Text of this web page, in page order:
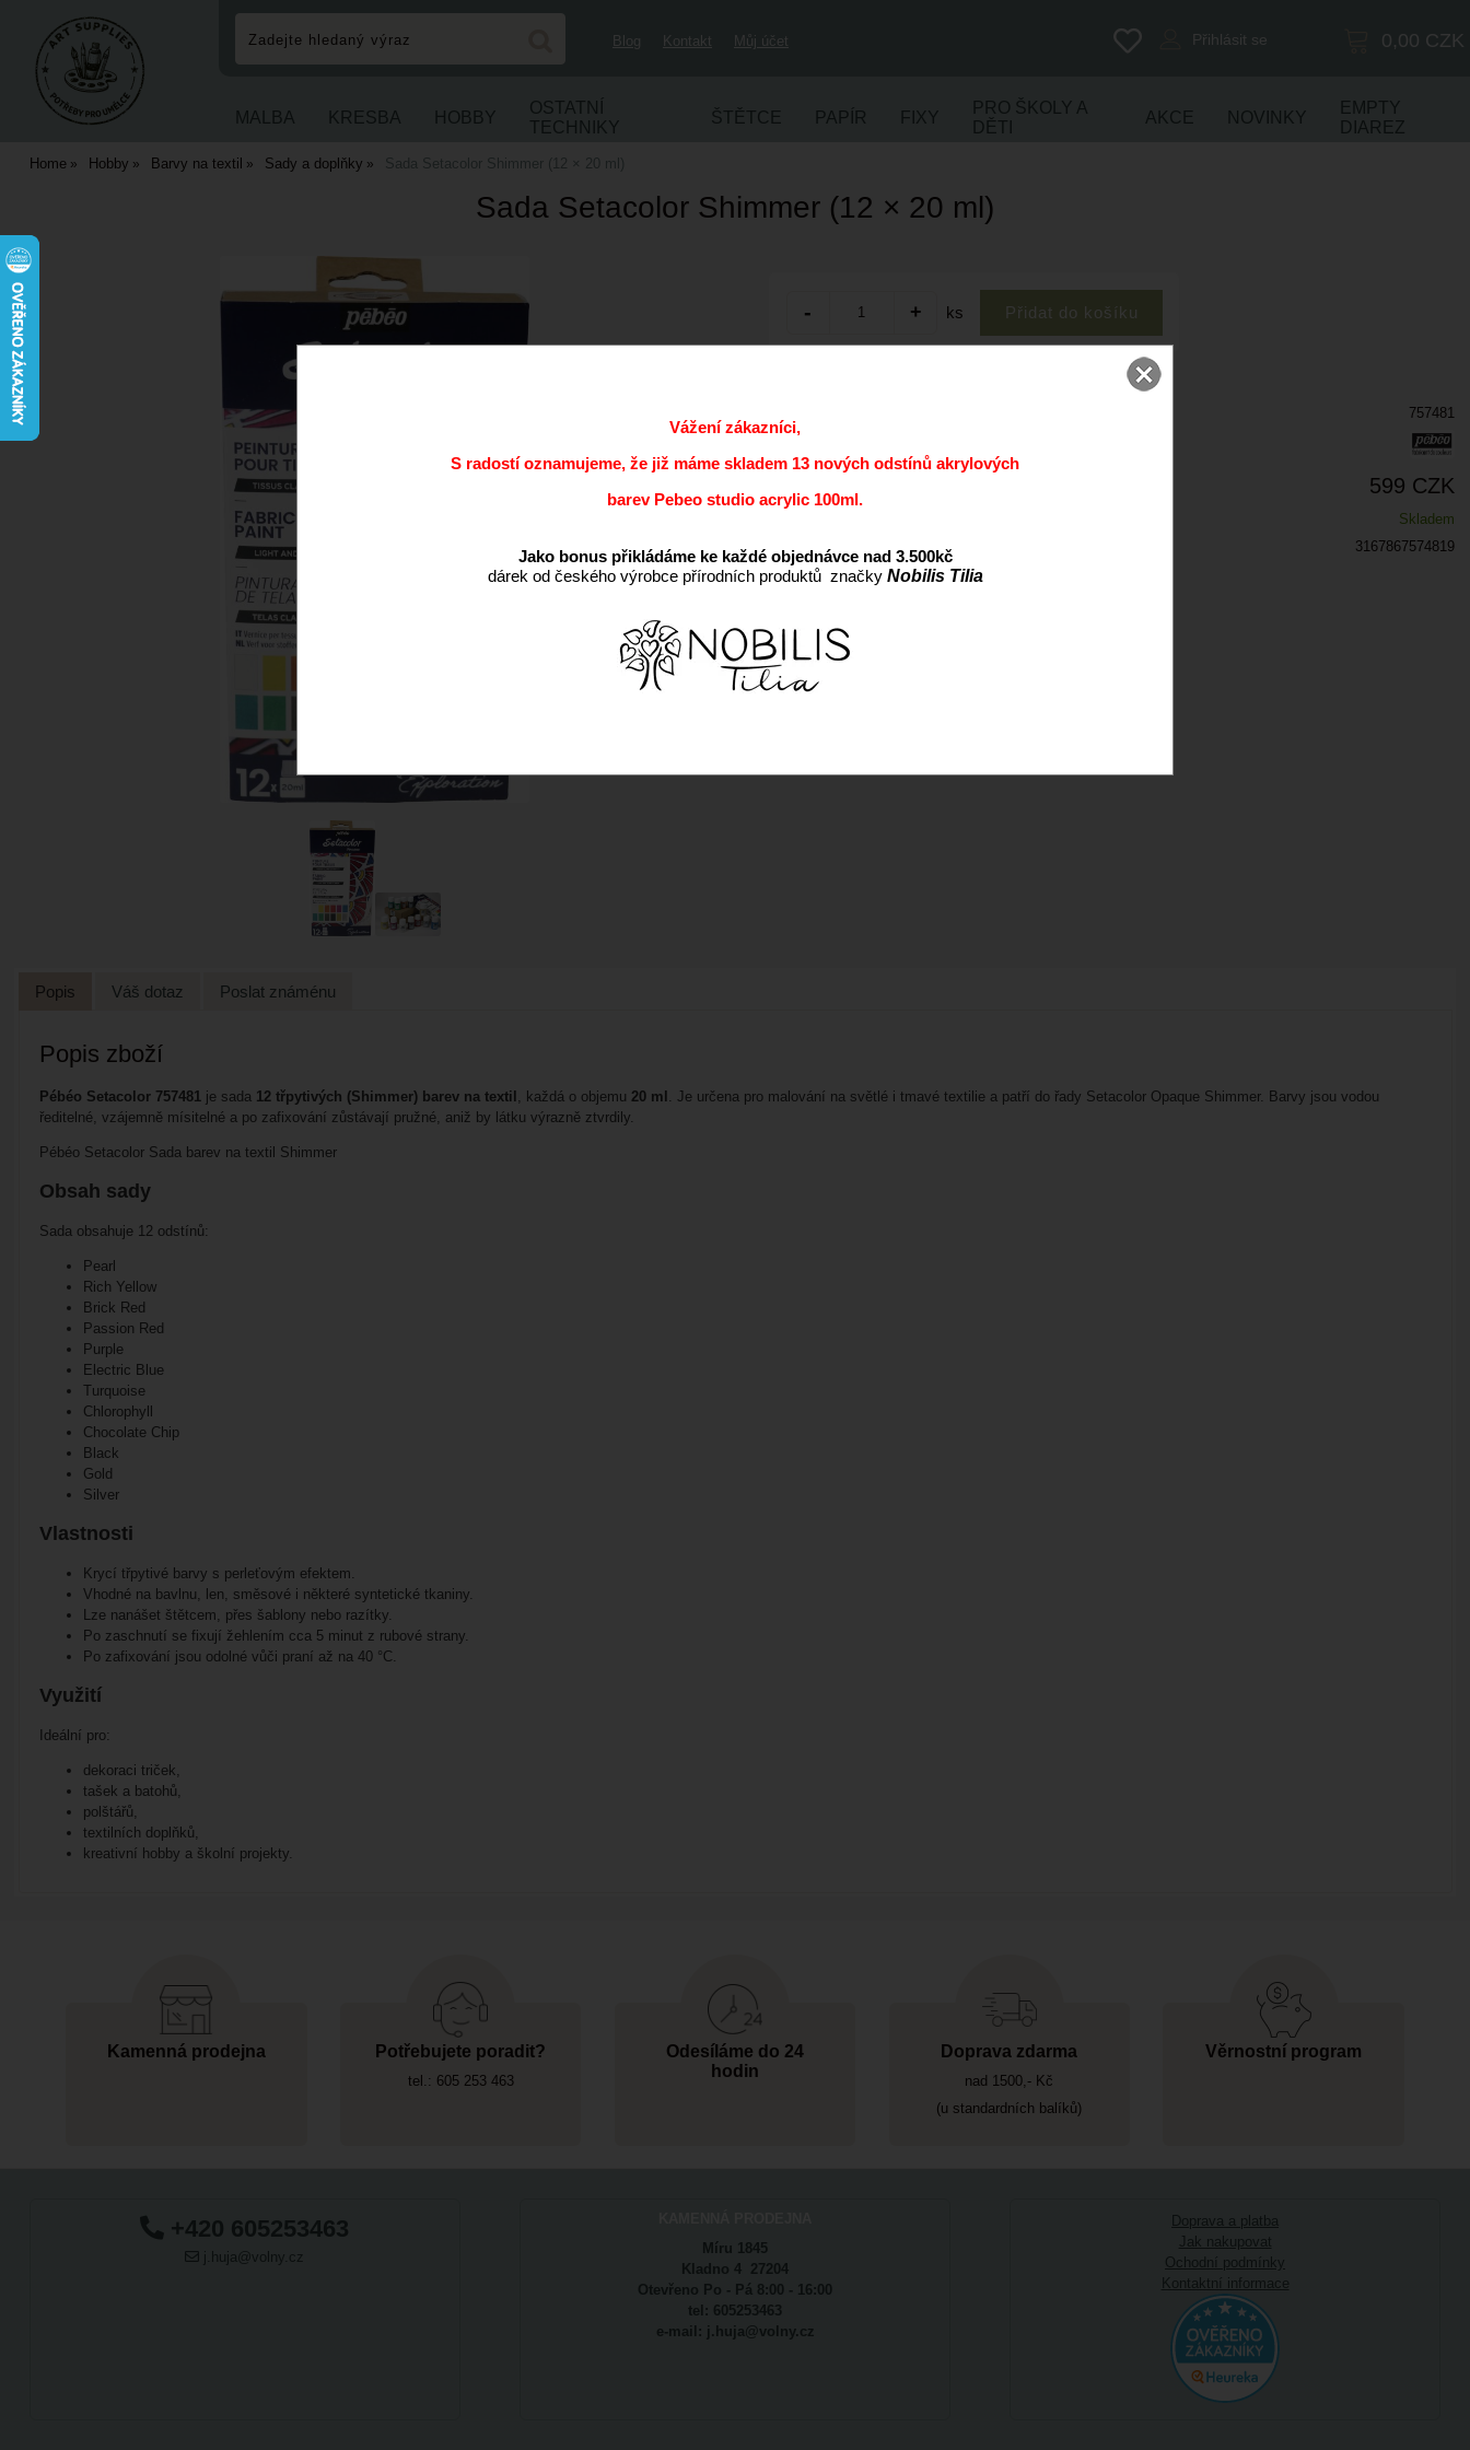
Blog Kontakt Můj účet 0,00 CZK
Přihlásit se
MALBA KRESBA HOBBY
OSTATNÍ
TECHNIKY
ŠTĚTCE PAPÍR FIXY
PRO ŠKOLY A
DĚTI
AKCE NOVINKY
EMPTY
DIAREZ
Home Hobby Barvy na textil Sady a doplňky Sada Setacolor Shimmer (12 × 20 ml)
Sada Setacolor Shimmer (12 × 20 ml)
ks
757481
599 CZK
Skladem
EAN:
3167867574819
Popis Váš dotaz Poslat známénu
Popis zboží
Pébéo Setacolor 757481je sada 12 třpytivých (Shimmer) barev na textil , každá o objemu 20 ml . Je určena pro malování na světlé i tmavé textilie a patří do řady Setacolor Opaque Shimmer. Barvy jsou vodou
ředitelné, vzájemně mísitelné a po zafixování zůstávají pružné, aniž by látku výrazně ztvrdily.
Pébéo Setacolor Sada barev na textil Shimmer
Obsah sady
Sada obsahuje 12 odstínů:
Pearl
Rich Yellow
Brick Red
Passion Red
Purple
Electric Blue
Turquoise
Chlorophyll
Chocolate Chip
Black
Gold
Silver
Vlastnosti
Krycí třpytivé barvy s perleťovým efektem.
Vhodné na bavlnu, len, směsové i některé syntetické tkaniny.
Lze nanášet štětcem, přes šablony nebo razítky.
Po zaschnutí se fixují žehlením cca 5 minut z rubové strany.
Po zafixování jsou odolné vůči praní až na 40 °C.
Využití
Ideální pro:
dekoraci triček,
tašek a batohů,
polštářů,
textilních doplňků,
kreativní hobby a školní projekty.
Kamenná prodejna Potřebujete poradit?
tel.: 605 253 463
Odesíláme do 24
hodin
Doprava zdarma
nad 1500,- Kč
(u standardních balíků)
Věrnostní program
+420 605253463
j.huja@volny.cz
Míru 1845
Kladno 4 27204
Otevřeno Po - Pá 8:00 - 16:00
tel: 605253463
e-mail: j.huja@volny.cz
Doprava a platba
Jak nakupovat
Ochodní podmínky
Kontaktní informace
Vážení zákazníci,
S radostí oznamujeme, že již máme skladem 13 nových odstínů akrylových
barev Pebeo studio acrylic 100ml.
Jako bonus přikládáme ke každé objednávce nad 3.500kč
dárek od českého výrobce přírodních produktů značky Nobilis Tilia